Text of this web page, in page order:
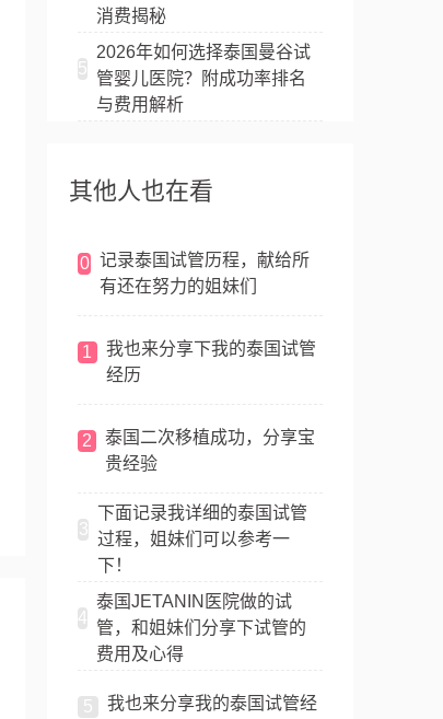
消费揭秘
5
2026年如何选择泰国曼谷试
管婴儿医院？附成功率排名
与费用解析
其他人也在看
0 记录泰国试管历程，献给所
有还在努力的姐妹们
1
我也来分享下我的泰国试管
经历
2
泰国二次移植成功，分享宝
贵经验
3
下面记录我详细的泰国试管
过程，姐妹们可以参考一
下！
4
泰国JETANIN医院做的试
管，和姐妹们分享下试管的
费用及心得
5
我也来分享我的泰国试管经